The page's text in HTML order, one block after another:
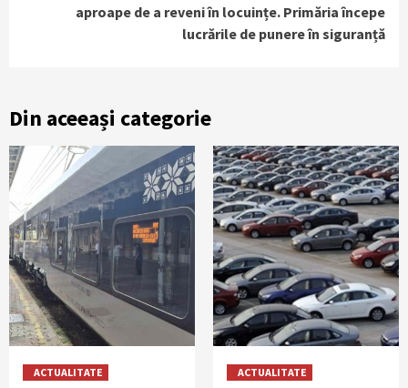
aproape de a reveni în locuințe. Primăria începe
lucrările de punere în siguranță
Din aceeași categorie
ACTUALITATE ACTUALITATE